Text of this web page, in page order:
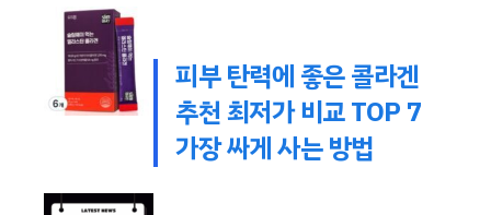
피부 탄력에 좋은 콜라겐
추천 최저가 비교 TOP 7
가장 싸게 사는 방법